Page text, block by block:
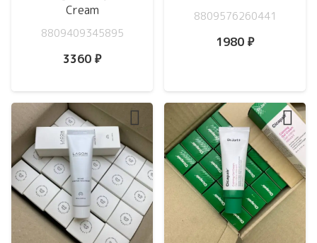
Cream
8809409345895
3360 ₽
8809576260441
1980 ₽